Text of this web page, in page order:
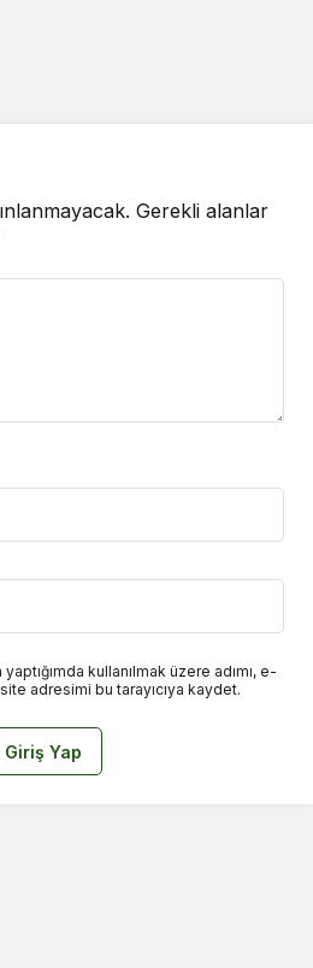
Gerekli alanlar
kullanılmak üzere adımı, e-
adresimi bu tarayıcıya kaydet.
Giriş Yap